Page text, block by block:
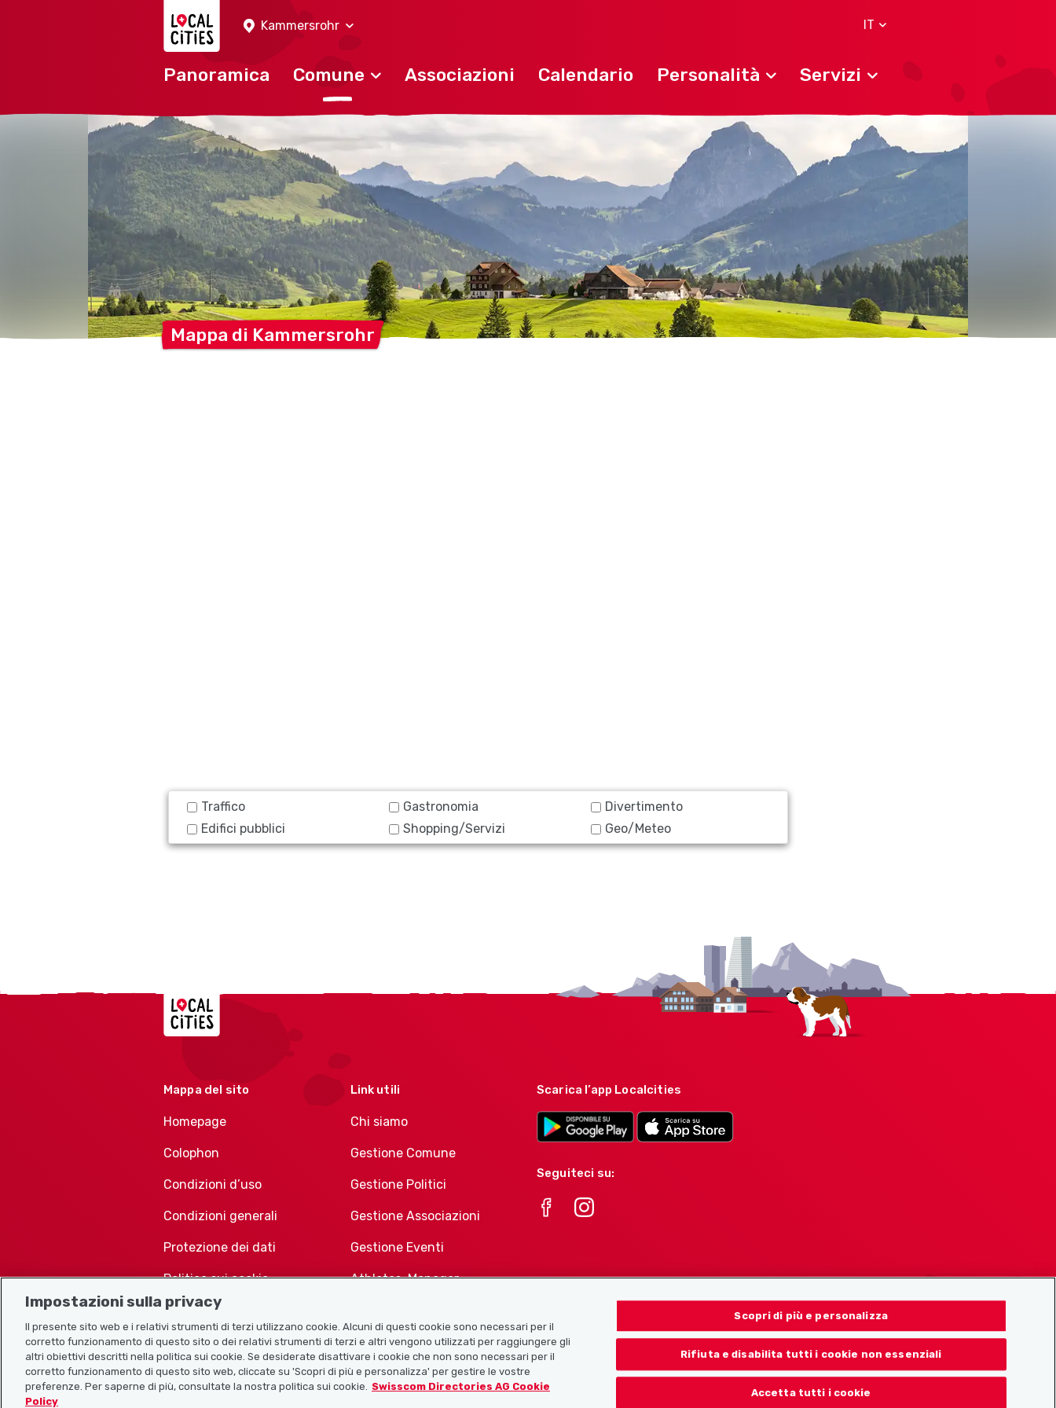
Kammersrohr
IT
Panoramica Comune Associazioni Calendario Personalità Servizi
Mappa di Kammersrohr
Traffico Gastronomia
Divertimento
Edifici pubblici
Shopping/Servizi Geo/Meteo
Localcities
Mappa del sito
Homepage
Colophon
Condizioni d’uso
Condizioni generali
Protezione dei dati
Politica sui cookie
Link utili
Chi siamo
Gestione Comune
Gestione Politici
Gestione Associazioni
Gestione Eventi
Athletes-Manager
Associazioni
Scarica l’app Localcities
Seguiteci su:
Impostazioni sulla privacy
Il presente sito web e i relativi strumenti di terzi utilizzano cookie. Alcuni di questi cookie sono necessari per il
corretto funzionamento di questo sito o dei relativi strumenti di terzi e altri vengono utilizzati per raggiungere gli
altri obiettivi descritti nella politica sui cookie. Se desiderate disattivare i cookie che non sono necessari per il
corretto funzionamento di questo sito web, cliccate su 'Scopri di più e personalizza' per gestire le vostre
preferenze. Per saperne di più, consultate la nostra politica sui cookie. Swisscom Directories AG Cookie
Policy
Scopri di più e personalizza
Rifiuta e disabilita tutti i cookie non essenziali
Accetta tutti i cookie